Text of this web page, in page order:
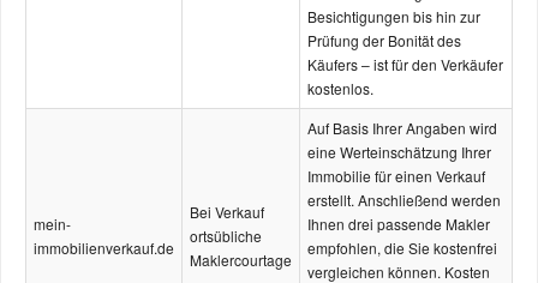
Besichtigungen bis hin zur
Prüfung der Bonität des
Käufers – ist für den Verkäufer
kostenlos.
mein-
immobilienverkauf.de
Bei Verkauf
ortsübliche
Maklercourtage
Auf Basis Ihrer Angaben wird
eine Wert­einschätzung Ihrer
Immobilie für einen Verkauf
erstellt. Anschließend werden
Ihnen drei passende Makler
empfohlen, die Sie kostenfrei
vergleichen können. Kosten